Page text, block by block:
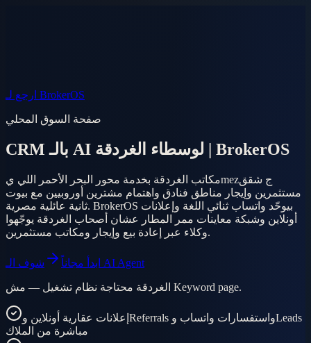
ارجع لـ BrokerOS
صفحة السوق المحلي
CRM بالـ AI لوسطاء الغردقة | BrokerOS
مكاتب الغردقة بخدمة محور البحر الأحمر اللي يmezج شقق
مستثمرين وإيجار مناطق فنادق واهتمام مشترين أوروبيين مع بيوت
ثانية عائلية مصرية. BrokerOS بيوحّد واتساب ثنائي اللغة وإعلانات
أونلاين وشبكة معاينات ممر المطار عشان أصحاب الغردقة يوجّهوا
وكلاء عبر إعادة بيع وإيجار ومكاتب مستثمرين.
ابدأ مجاناً شوف الـ AI Agent
الغردقة محتاجة نظام تشغيل — مش Keyword page.
إعلانات عقارية أونلاين وReferrals واستفسارات واتساب وLeads
مباشرة من الملاك